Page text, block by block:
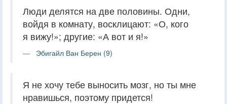
Люди делятся на две половины. Одни,
войдя в комнату, восклицают: «О, кого
я вижу!»; другие: «А вот и я!»
Эбигайл Ван Берен (9)
Я не хочу тебе выносить мозг, но ты мне
нравишься, поэтому придется!